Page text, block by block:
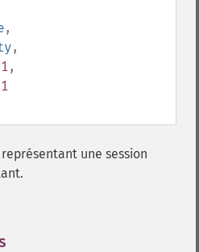
,
,
,
une session